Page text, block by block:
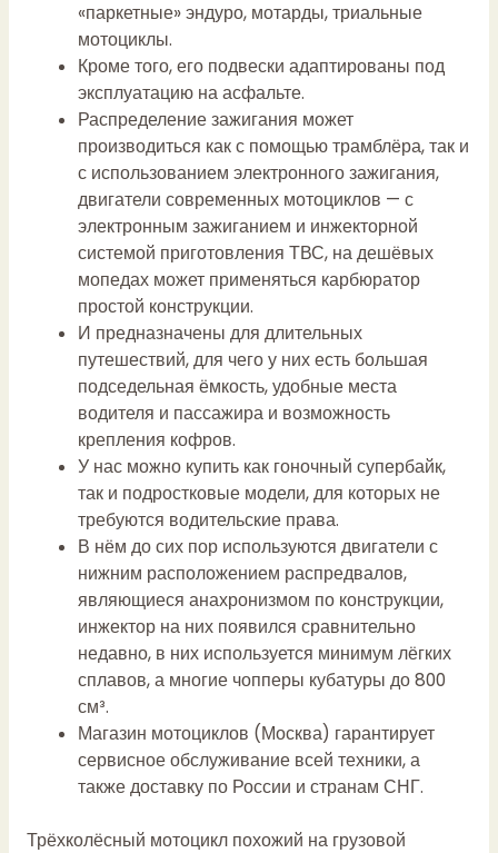
«паркетные» эндуро, мотарды, триальные
мотоциклы.
Кроме того, его подвески адаптированы под
эксплуатацию на асфальте.
Распределение зажигания может
производиться как с помощью трамблёра, так и
с использованием электронного зажигания,
двигатели современных мотоциклов — с
электронным зажиганием и инжекторной
системой приготовления ТВС, на дешёвых
мопедах может применяться карбюратор
простой конструкции.
И предназначены для длительных
путешествий, для чего у них есть большая
подседельная ёмкость, удобные места
водителя и пассажира и возможность
крепления кофров.
У нас можно купить как гоночный супербайк,
так и подростковые модели, для которых не
требуются водительские права.
В нём до сих пор используются двигатели с
нижним расположением распредвалов,
являющиеся анахронизмом по конструкции,
инжектор на них появился сравнительно
недавно, в них используется минимум лёгких
сплавов, а многие чопперы кубатуры до 800
см³.
Магазин мотоциклов (Москва) гарантирует
сервисное обслуживание всей техники, а
также доставку по России и странам СНГ.
Трёхколёсный мотоцикл похожий на грузовой